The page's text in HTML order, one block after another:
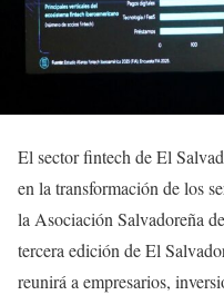
El sector fintech de El
en la transformación de los
la Asociación Salvadoreña
tercera edición de El
reunirá a empresarios,